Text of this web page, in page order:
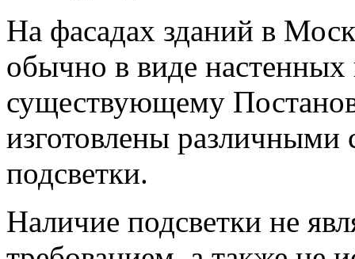
На фасадах зданий в
обычно в виде
существующему
изготовлены различными
подсветки.
Наличие подсветки не